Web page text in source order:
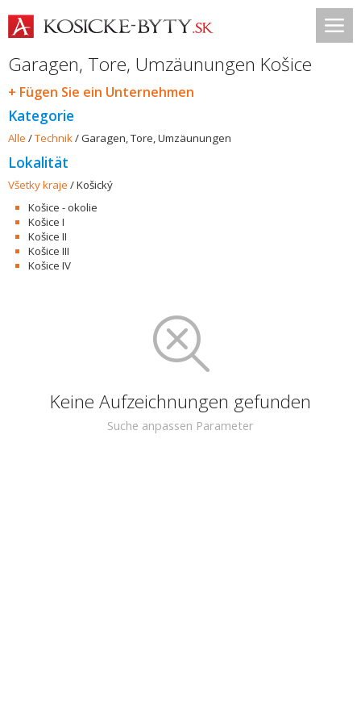
Garagen, Tore, Umzäunungen Košice
+ Fügen Sie ein Unternehmen
Kategorie
Alle /Technik/Garagen, Tore, Umzäunungen
Lokalität
Všetky kraje /Košický
Košice - okolie
Košice I
Košice II
Košice III
Košice IV
Keine Aufzeichnungen gefunden
Suche anpassen Parameter